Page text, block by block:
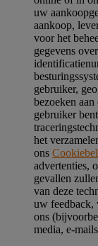
uw
aankoop,
voor het
gegevens
gebruiker,
bezoeken
gebruiker
het
ons
advertenties,
gevallen
van deze
uw feedback,
ons
media, e-